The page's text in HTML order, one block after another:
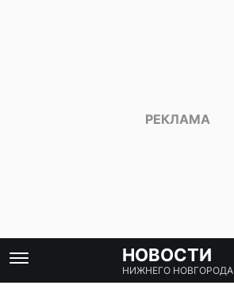
НОВОСТИ
НИЖНЕГО НОВГОРОДА